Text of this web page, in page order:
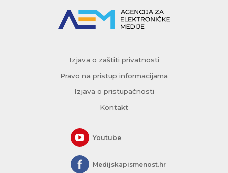
Izjava o zaštiti privatnosti
Pravo na pristup informacijama
Izjava o pristupačnosti
Kontakt
Youtube
Medijskapismenost.hr